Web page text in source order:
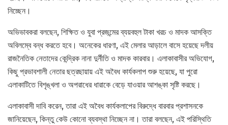
নিচ্ছেন।
অভিভাবকরা বলছেন, শিক্ষিত ও যুবা প্রজন্মের ব্যয়বহুল টাকা খরচ ও মাদক আসক্তি
অবিলম্বে বন্ধ করতে হবে। অনেকের ধারণা, এই মেলার আড়ালে বাসে হয়েছে দলীয়
রাজনৈতিক নেতাদের কেন্দ্রিক নানা দুর্নীতি ও মাদক কারবার। এলাকাবাসীর অভিযোগ,
কিছু প্রভাবশালী নেতার ছত্রছায়ায় এই অবৈধ কার্যকলাপ শুরু হয়েছে, যা পুরো
এলাকাটিতে বিশৃঙ্খলা ও অপরাধের ধারাকে বেড়ে যাওয়ার আশঙ্কা সৃষ্টি করছে।
এলাকাবাসী দাবি করেন, তারা এই অবৈধ কার্যকলাপের বিরুদ্ধে বারবার প্রশাসনকে
জানিয়েছেন, কিন্তু কেউ কোনো ব্যবস্থা নিচ্ছেন না। তারা বলছেন, এই পরিস্থিতি